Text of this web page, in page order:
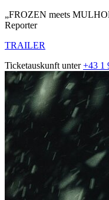
„FROZEN meets
Reporter
TRAILER
Ticketauskunft unter+43 1